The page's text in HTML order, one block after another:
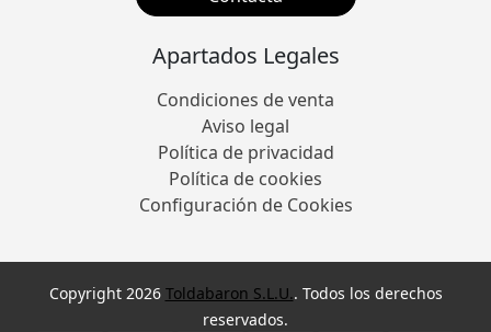
Apartados Legales
Condiciones de venta
Aviso legal
Política de privacidad
Política de cookies
Configuración de Cookies
Copyright 2026 Toldabaron S.L.U.. Todos los derechos
reservados.